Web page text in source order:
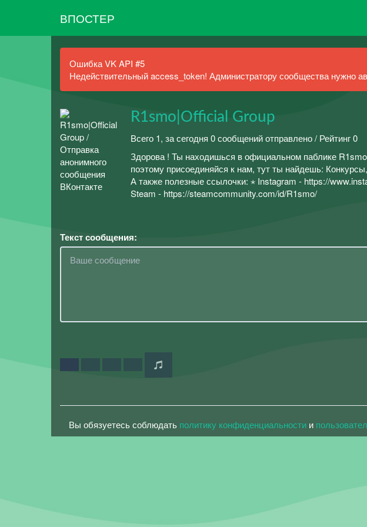
ВПОСТЕР
Ошибка VK API #5
Недействительный access_token! Администратору сообщества нужно
R1smo|Official Group
Всего 1, за сегодня 0 сообщений отправлено / Рейтинг 0
Здорова ! Ты находишься в официальном паблике
поэтому присоединяйся к нам, тут ты найдешь:
А также полезные ссылочки: ⋆ Instagram - https://
Steam - https://steamcommunity.com/id/R1smo/
Текст сообщения:
Вы обязуетесь соблюдать политику конфиденциальности и